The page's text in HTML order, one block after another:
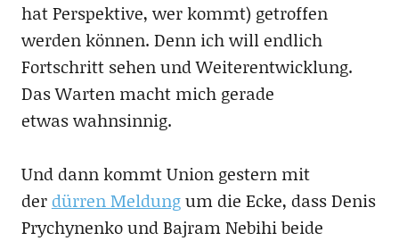
hat Perspektive, wer kommt) getroffen
werden können. Denn ich will endlich
Fortschritt sehen und Weiterentwicklung.
Das Warten macht mich gerade
etwas wahnsinnig.
Und dann kommt Union gestern mit
der dürren Meldungum die Ecke, dass Denis
Prychynenko und Bajram Nebihi beide